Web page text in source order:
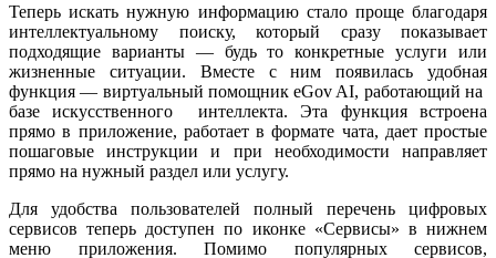
Теперь искать нужную информацию стало проще благодаря
интеллектуальному поиску, который сразу показывает
подходящие варианты — будь то конкретные услуги или
жизненные ситуации. Вместе с ним появилась удобная
функция — виртуальный помощник eGov AI, работающий на
базе искусственного интеллекта. Эта функция встроена
прямо в приложение, работает в формате чата, дает простые
пошаговые инструкции и при необходимости направляет
прямо на нужный раздел или услугу.
Для удобства пользователей полный перечень цифровых
сервисов теперь доступен по иконке «Сервисы» в нижнем
меню приложения. Помимо популярных сервисов,